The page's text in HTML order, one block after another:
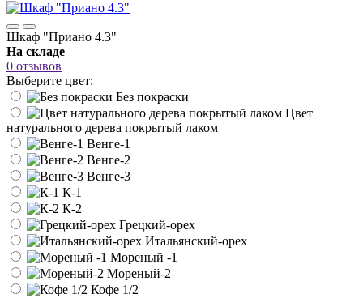
Шкаф "Приано 4.3"
На складе
0 отзывов
Выберите цвет:
Без покраски
Цвет
натурального дерева покрытый лаком
Венге-1
Венге-2
Венге-3
К-1
К-2
Грецкий-орех
Итальянский-орех
Мореный -1
Мореный-2
Кофе 1/2